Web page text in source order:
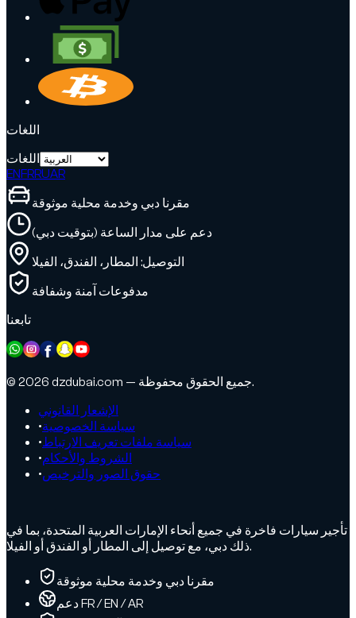
اللغات
اللغات
EN FRRUAR
مقرنا دبي وخدمة محلية موثوقة
دعم على مدار الساعة (بتوقيت دبي)
التوصيل: المطار، الفندق، الفيلا
مدفوعات آمنة وشفافة
تابعنا
© 2026 dzdubai.com — جميع الحقوق محفوظة.
الإشعار القانوني
•سياسة الخصوصية
•سياسة ملفات تعريف الارتباط
•الشروط والأحكام
•حقوق الصور والترخيص
تأجير سيارات فاخرة في جميع أنحاء الإمارات العربية المتحدة، بما في
ذلك دبي، مع توصيل إلى المطار أو الفندق أو الفيلا.
مقرنا دبي وخدمة محلية موثوقة
دعم FR / EN / AR